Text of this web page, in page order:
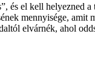
és el kell helyezned
mennyisége, amit
elvárnék, ahol